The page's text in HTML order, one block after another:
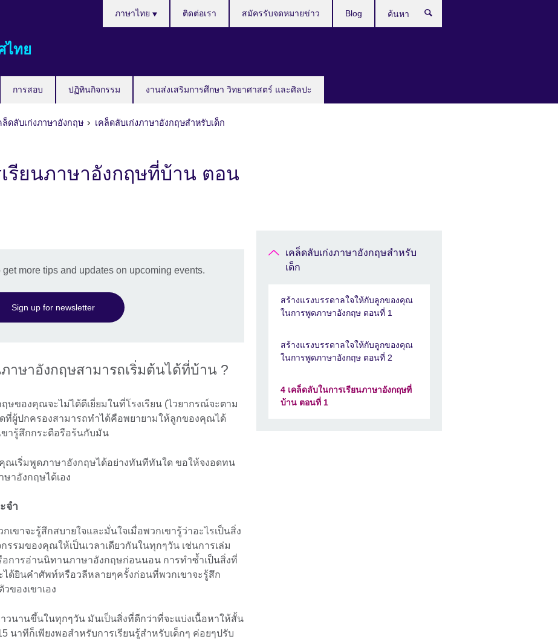
ไทย
การสอบ ปฏิทินกิจกรรม งานส่งเสริมการศึกษา วิทยาศาสตร์ และศิลปะ
Languages
ภาษาไทย ติดต่อเรา สมัครรับจดหมายข่าว Blog
ล็ดลับเก่งภาษาอังกฤษ เคล็ดลับเก่งภาษาอังกฤษสำหรับเด็ก
รียนภาษาอังกฤษที่บ้าน ตอน
more tips and updates on upcoming events.
Sign up for newsletter
าษาอังกฤษสามารถเริ่มต้นได้ที่บ้าน ?
ษของคุณจะไม่ได้ดีเยี่ยมในที่โรงเรียน (ไวยากรณ์จะตาม
ที่ผู้ปกครองสามารถทำได้คือพยายามให้ลูกของคุณได้
ารู้สึกกระตือรือร้นกับมัน
ณเริ่มพูดภาษาอังกฤษได้อย่างทันทีทันใด ขอให้จงอดทน
าอังกฤษได้เอง
จำ
เขาจะรู้สึกสบายใจและมั่นใจเมื่อพวกเขารู้ว่าอะไรเป็นสิ่ง
รรมของคุณให้เป็นเวลาเดียวกันในทุกๆวัน เช่นการเล่ม
อการอ่านนิทานภาษาอังกฤษก่อนนอน การทำซ้ำเป็นสิ่งที่
ด้ยินคำศัพท์หรือวลีหลายๆครั้งก่อนที่พวกเขาจะรู้สึก
ของเขาเอง
วนานขึ้นในทุกๆวัน มันเป็นสิ่งที่ดีกว่าที่จะแบ่งเนื้อหาให้สั้น
นาทีก็เพียงพอสำหรับการเรียนรู้สำหรับเด็กๆ ค่อยๆปรับ
เคล็ดลับเก่งภาษาอังกฤษสำหรับ
เด็ก
สร้างแรงบรรดาลใจให้กับลูกของคุณ
ในการพูดภาษาอังกฤษ ตอนที่ 1
สร้างแรงบรรดาลใจให้กับลูกของคุณ
ในการพูดภาษาอังกฤษ ตอนที่ 2
4 เคล็ดลับในการเรียนภาษาอังกฤษที่
บ้าน ตอนที่ 1